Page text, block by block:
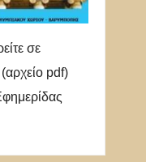
σε
pdf)